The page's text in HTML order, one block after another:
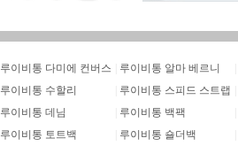
루이비통 다미에 컨버스 루이비통 알마 베르니
루이비통 수할리 루이비통 스피드 스트랩
루이비통 데님 루이비통 백팩
루이비통 토트백 루이비통 숄더백